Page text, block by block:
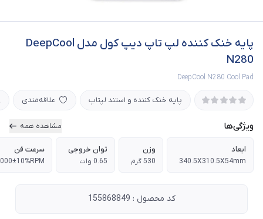
پایه خنک کننده لپ تاپ دیپ کول مدل DeepCool
N280
DeepCool N280 Cool Pad
پایه خنک کننده و استند لپتاپ علاقه‌مندی
ویژگی‌ها مشاهده همه
ابعاد
340.5X310.5X54mm
وزن
530 گرم
توان خروجی
0.65 وات
سرعت فن
کد محصول : 155868849